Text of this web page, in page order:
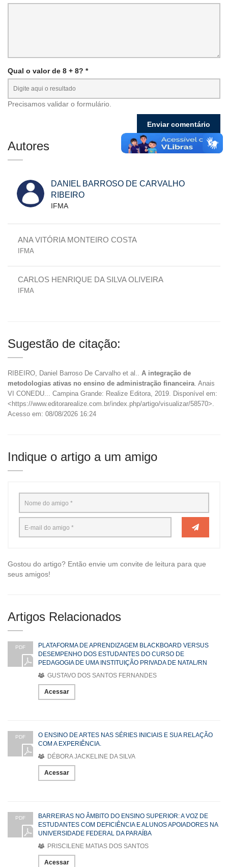
Qual o valor de 8 + 8? *
Precisamos validar o formulário.
Autores
DANIEL BARROSO DE CARVALHO
RIBEIRO
IFMA
ANA VITÓRIA MONTEIRO COSTA
IFMA
CARLOS HENRIQUE DA SILVA OLIVEIRA
IFMA
Sugestão de citação:
RIBEIRO, Daniel Barroso De Carvalho et al.. A integração de
metodologias ativas no ensino de administração financeira. Anais
VI CONEDU... Campina Grande: Realize Editora, 2019. Disponível em:
<https://www.editorarealize.com.br/index.php/artigo/visualizar/58570>.
Acesso em: 08/08/2026 16:24
Indique o artigo a um amigo
Gostou do artigo? Então envie um convite de leitura para que
seus amigos!
Artigos Relacionados
PDF
PLATAFORMA DE APRENDIZAGEM BLACKBOARD VERSUS
DESEMPENHO DOS ESTUDANTES DO CURSO DE
PEDAGOGIA DE UMA INSTITUIÇÃO PRIVADA DE NATAL/RN
GUSTAVO DOS SANTOS FERNANDES
Acessar
PDF
O ENSINO DE ARTES NAS SÉRIES INICIAIS E SUA RELAÇÃO
COM A EXPERIÊNCIA.
DÉBORA JACKELINE DA SILVA
Acessar
PDF
BARREIRAS NO ÂMBITO DO ENSINO SUPERIOR: A VOZ DE
ESTUDANTES COM DEFICIÊNCIA E ALUNOS APOIADORES NA
UNIVERSIDADE FEDERAL DA PARAÍBA
PRISCILENE MATIAS DOS SANTOS
Acessar